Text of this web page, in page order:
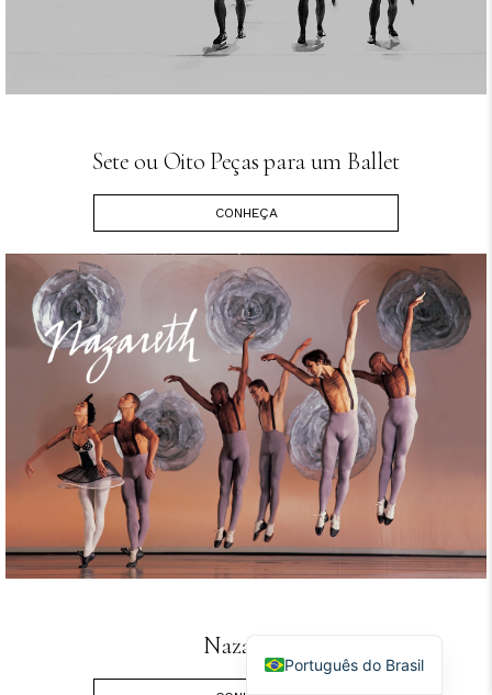
Sete ou Oito Peças para um Ballet
CONHEÇA
Nazareth
Português do Brasil